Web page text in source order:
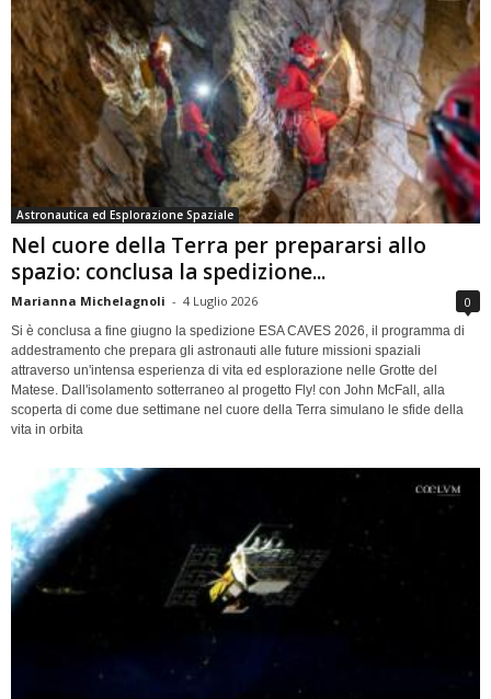
Astronautica ed Esplorazione Spaziale
Nel cuore della Terra per prepararsi allo
spazio: conclusa la spedizione...
Marianna Michelagnoli - 4 Luglio 2026 0
Si è conclusa a fine giugno la spedizione ESA CAVES 2026, il programma di
addestramento che prepara gli astronauti alle future missioni spaziali
attraverso un'intensa esperienza di vita ed esplorazione nelle Grotte del
Matese. Dall'isolamento sotterraneo al progetto Fly! con John McFall, alla
scoperta di come due settimane nel cuore della Terra simulano le sfide della
vita in orbita